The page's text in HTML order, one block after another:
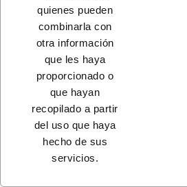
© 2023 - Coferdroza, S.
quienes pueden
combinarla con
otra información
que les haya
proporcionado o
que hayan
recopilado a partir
del uso que haya
hecho de sus
servicios.